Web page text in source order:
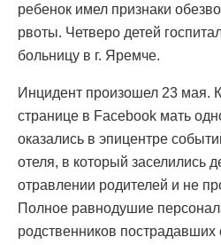
ребенок имел признаки
рвоты. Четверо детей
больницу в г. Яремче.
Инцидент произошел 23 мая.
странице в Facebook мать
оказались в эпицентре
отеля, в который заселились
отравлении родителей и не
Полное равнодушие
родственников пострадавших